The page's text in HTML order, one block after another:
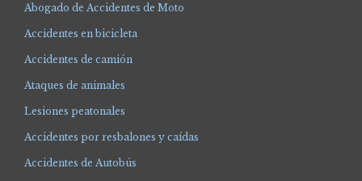
Abogado de Accidentes de Moto
Accidentes en bicicleta
Accidentes de camión
Ataques de animales
Lesiones peatonales
Accidentes por resbalones y caídas
Accidentes de Autobús